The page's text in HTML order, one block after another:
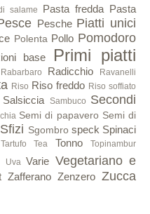
salame Pasta fredda Pasta
Pesche Piatti unici
Polenta Pollo Pomodoro
base Primi piatti
Rabarbaro Radicchio
Ravanelli
Riso Riso freddo Riso soffiato
Salsiccia Sambuco Secondi
Semi di papavero Semi di
Sfizi Sgombro speck Spinaci
Tartufo Tea Tonno Topinambur
Uva Varie Vegetariano e
Zafferano Zenzero Zucca